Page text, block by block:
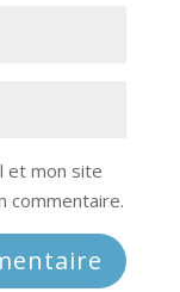
et mon site
commentaire.